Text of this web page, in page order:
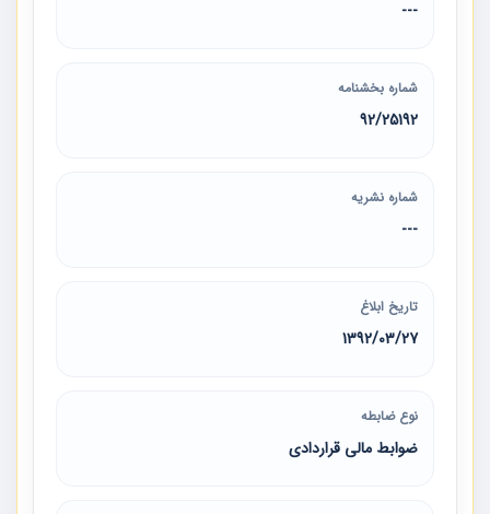
---
شماره بخشنامه
92/25192
شماره نشریه
---
تاریخ ابلاغ
1392/03/27
نوع ضابطه
ضوابط مالی قراردادی